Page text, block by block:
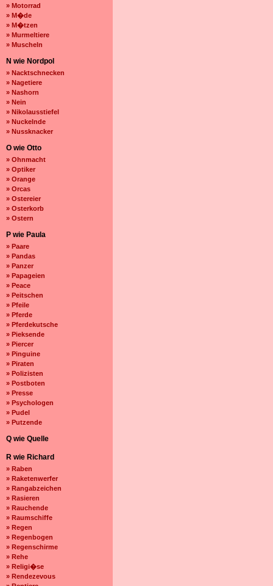
» Motorrad
» M�de
» M�tzen
» Murmeltiere
» Muscheln
N wie Nordpol
» Nacktschnecken
» Nagetiere
» Nashorn
» Nein
» Nikolausstiefel
» Nuckelnde
» Nussknacker
O wie Otto
» Ohnmacht
» Optiker
» Orange
» Orcas
» Ostereier
» Osterkorb
» Ostern
P wie Paula
» Paare
» Pandas
» Panzer
» Papageien
» Peace
» Peitschen
» Pfeile
» Pferde
» Pferdekutsche
» Pieksende
» Piercer
» Pinguine
» Piraten
» Polizisten
» Postboten
» Presse
» Psychologen
» Pudel
» Putzende
Q wie Quelle
R wie Richard
» Raben
» Raketenwerfer
» Rangabzeichen
» Rasieren
» Rauchende
» Raumschiffe
» Regen
» Regenbogen
» Regenschirme
» Rehe
» Religi�se
» Rendezevous